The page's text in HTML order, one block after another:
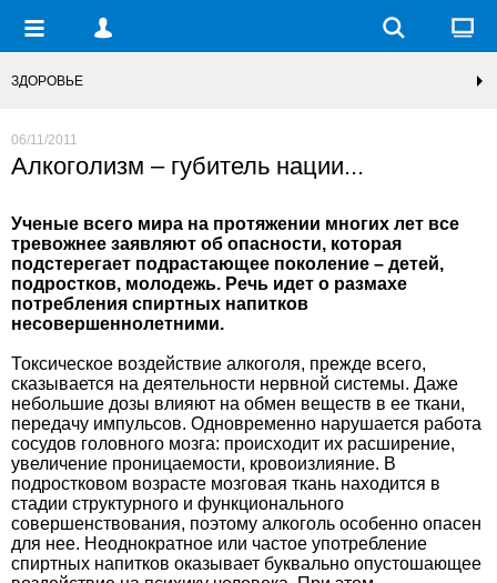
ЗДОРОВЬЕ
06/11/2011
Алкоголизм – губитель нации...
Ученые всего мира на протяжении многих лет все
тревожнее заявляют об опасности, которая
подстерегает подрастающее поколение – детей,
подростков, молодежь. Речь идет о размахе
потребления спиртных напитков
несовершеннолетними.
Токсическое воздействие алкоголя, прежде всего,
сказывается на деятельности нервной системы. Даже
небольшие дозы влияют на обмен веществ в ее ткани,
передачу импульсов. Одновременно нарушается работа
сосудов головного мозга: происходит их расширение,
увеличение проницаемости, кровоизлияние. В
подростковом возрасте мозговая ткань находится в
стадии структурного и функционального
совершенствования, поэтому алкоголь особенно опасен
для нее. Неоднократное или частое употребление
спиртных напитков оказывает буквально опустошающее